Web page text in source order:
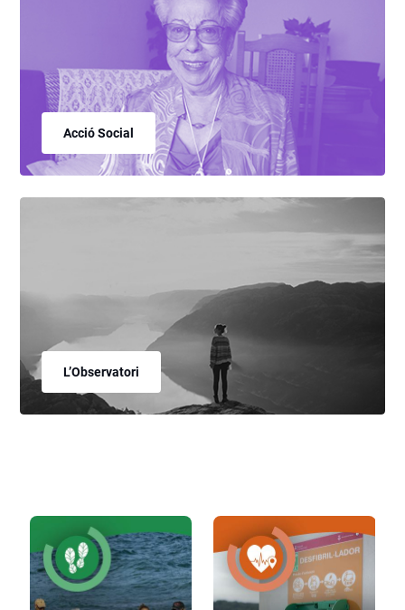
Acció Social
L’Observatori